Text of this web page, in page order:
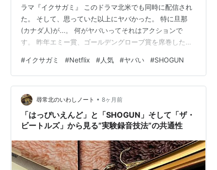
ラマ『イクサガミ』 このドラマ北米でも同時に配信され
た。 そして、思っていた以上にヤバかった。 特に旦那
(カナダ人)が...。 何がヤバいってそれはアクションで
す。 昨年エミー賞、ゴールデングローブ賞を席巻したぢ
ところが、『イクサガミ』は、動なアクション、そして
速い。 うっかりよそ見したら、大切な場面を逃したりす
る。 それくらいのスピード感とスリルがあった。 たまら
なかったです。 登場した週に人気ランキング2位という
快挙。 最初のシーズンは6エピソードで止まっているの
で、次が本当に見たいで…
#イクサガミ #Netflix #人気 #ヤバい #SHOGUN
尋常北のいわしノート • 8ヶ月前
「はっぴいえんど」と「SHOGUN」そして「ザ・
ビートルズ」から見る”実験録音技法”の共通性